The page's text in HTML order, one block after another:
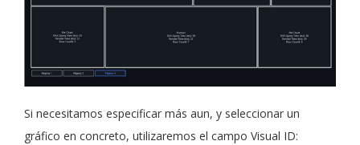
Si necesitamos especificar más aun, y seleccionar un
gráfico en concreto, utilizaremos el campo Visual ID: